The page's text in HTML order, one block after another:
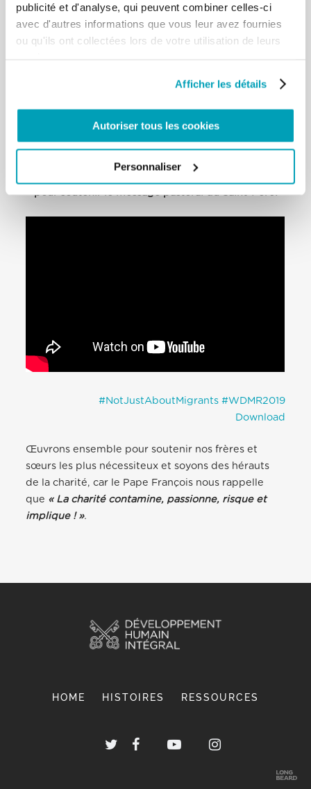
publicité et d'analyse, qui peuvent combiner celles-ci
avec d'autres informations que vous leur avez fournies
ou qu'ils ont collectées lors de votre utilisation de leurs
Afficher les détails
Autoriser tous les cookies
Personnaliser
Le thème choisi par le Saint-Père pour la JMMR
2019 est :« Il ne s’agit pas seulement de migrants »
Chaque mois, nous développons ainsi une variation
et images. Nous avons commencé, le mois dernier,
variation ce mois-ci est la suivante :« Il s’agit de la
pour soutenir le message pastoral du Saint-Père!
#NotJustAboutMigrants #WDMR2019
Download
Œuvrons ensemble pour soutenir nos frères et
sœurs les plus nécessiteux et soyons des hérauts
de la charité, car le Pape François nous rappelle
que « La charité contamine, passionne, risque et
implique ! ».
HOME HISTOIRES RESSOURCES